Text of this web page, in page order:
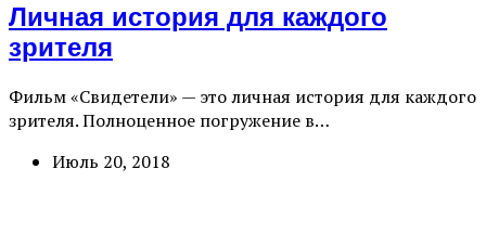
Личная история для каждого
зрителя
Фильм «Свидетели» — это личная история для каждого
зрителя. Полноценное погружение в…
Июль 20, 2018